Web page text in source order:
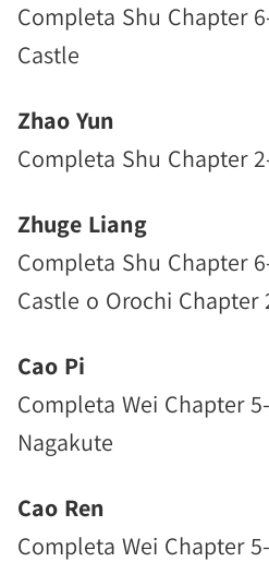
Completa Shu Chapter
Castle
Zhao Yun
Completa Shu Chapter
Zhuge Liang
Completa Shu Chapter
Castle o Orochi Chapter
Cao Pi
Completa Wei Chapter
Nagakute
Cao Ren
Completa Wei Chapter